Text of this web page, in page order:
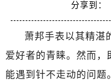
分享到：
萧邦手表以其精湛
爱好者的青睐。然而，
能遇到针不走动的问题